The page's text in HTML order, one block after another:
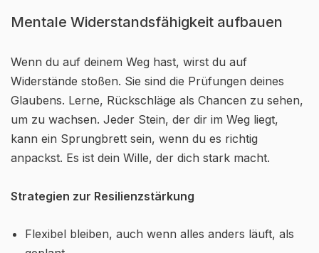
Mentale Widerstandsfähigkeit aufbauen
Wenn du auf deinem Weg hast, wirst du auf
Widerstände stoßen. Sie sind die Prüfungen deines
Glaubens. Lerne, Rückschläge als Chancen zu sehen,
um zu wachsen. Jeder Stein, der dir im Weg liegt,
kann ein Sprungbrett sein, wenn du es richtig
anpackst. Es ist dein Wille, der dich stark macht.
Strategien zur Resilienzstärkung
Flexibel bleiben, auch wenn alles anders läuft, als